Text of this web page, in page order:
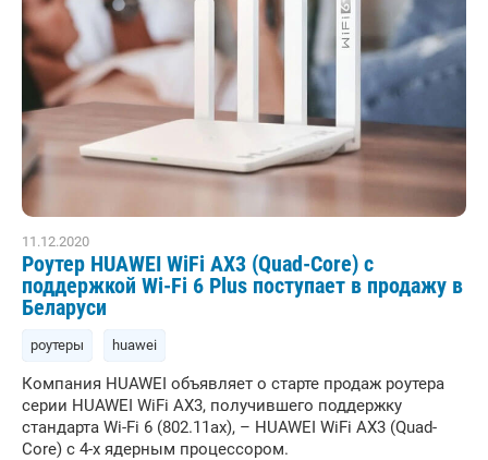
11.12.2020
Роутер HUAWEI WiFi AX3 (Quad-Core) с
поддержкой Wi-Fi 6 Plus поступает в продажу в
Беларуси
роутеры huawei
Компания HUAWEI объявляет о старте продаж роутера
серии HUAWEI WiFi AX3, получившего поддержку
стандарта Wi-Fi 6 (802.11ax), – HUAWEI WiFi AX3 (Quad-
Core) с 4-х ядерным процессором.